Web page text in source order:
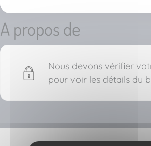
A propos de
Nous devons vérifier
pour voir les détails du